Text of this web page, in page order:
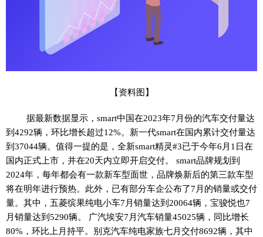
【资料图】
据最新数据显示，smart中国在2023年7月份的汽车交付量达
到4292辆，环比增长超过12%。新一代smart在国内累计交付量达
到37044辆。值得一提的是，全新smart精灵#3已于今年6月1日在
国内正式上市，并在20天内立即开启交付。 smart品牌规划到
2024年，每年都会有一款新车型面世，品牌焕新后的第三款车型
将在明年进行预热。此外，已有部分车企公布了7月的销量或交付
量。其中，五菱缤果纯电小车7月销量达到20064辆，宝骏悦也7
月销量达到5290辆。 广汽埃安7月汽车销量45025辆，同比增长
80%，环比上月持平。别克汽车纯电家族七月交付8692辆，其中